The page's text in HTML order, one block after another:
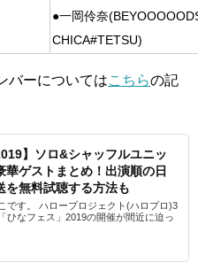
●一岡伶奈
CHICA#TETSU)
バーについてはこちらの記
】ソロ&シャッフルユニッ
華ゲストまとめ！出演順の日
を無料試聴する方法も
です。 ハロープロジェクト(ハロプロ)3
ひなフェス」2019の開催が間近に迫っ